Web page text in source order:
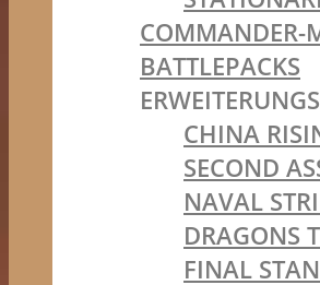
COMMANDER-
BATTLEPACKS
CHINA
SECOND
NAVAL
DRAGONS
FINAL